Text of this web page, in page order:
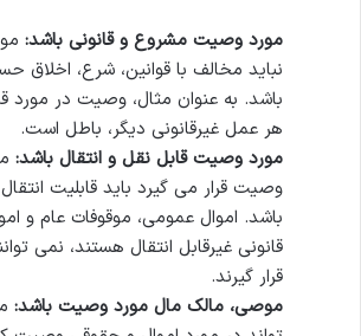
مورد وصیت مشروع و قانونی باشد:
نباید مخالف با قوانین، شرع، اخلاق
باشد. به عنوان مثال، وصیت در مورد
هر عمل غیرقانونی دیگر، باطل است.
مورد وصیت قابل نقل و انتقال باشد:
وصیت قرار می گیرد باید قابلیت
باشد. اموال عمومی، موقوفات عام و
قانونی غیرقابل انتقال هستند، نمی
قرار گیرند.
موصی، مالک مال مورد وصیت باشد: